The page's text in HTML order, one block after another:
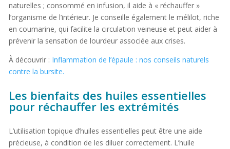
naturelles ; consommé en infusion, il aide à « réchauffer »
l’organisme de l’intérieur. Je conseille également le mélilot, riche
en coumarine, qui facilite la circulation veineuse et peut aider à
prévenir la sensation de lourdeur associée aux crises.
À découvrir : Inflammation de l’épaule : nos conseils naturels
contre la bursite.
Les bienfaits des huiles essentielles
pour réchauffer les extrémités
L’utilisation topique d’huiles essentielles peut être une aide
précieuse, à condition de les diluer correctement. L’huile